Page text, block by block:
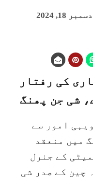
دسمبر 18, 2024
کی رفتار
شی جن پھنگ
امور سے
میں منعقد
کے جنرل
چین کے صدر شی